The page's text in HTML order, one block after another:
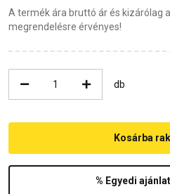
A termék ára bruttó ár és kizárólag
megrendelésre érvényes!
db
% Egyedi
Kosárba